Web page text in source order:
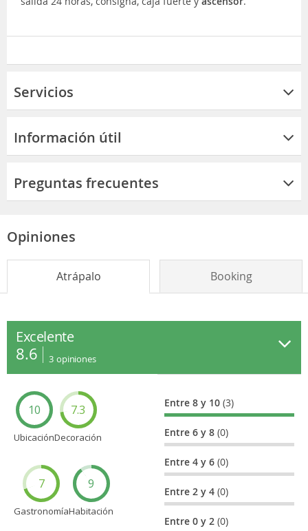
Servicios
Información útil
Preguntas frecuentes
Opiniones
Atrápalo Booking
Excelente
8.6 3 opiniones
10
Ubicación
7.3
Decoración
7
Gastronomía
9
Habitación
Entre 8 y 10(3)
Entre 6 y 8(0)
Entre 4 y 6(0)
Entre 2 y 4(0)
Entre 0 y 2(0)